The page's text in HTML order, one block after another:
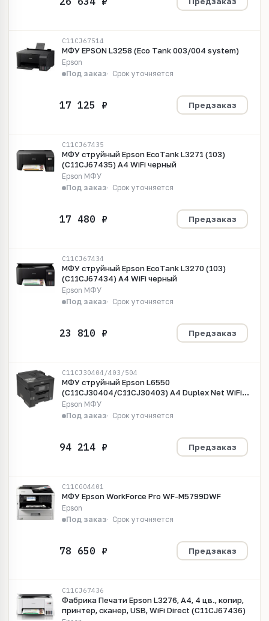
C11CJ67514
МФУ EPSON L3258 (Eco Tank 003/004 system)
Epson
Под заказ
Срок уточняется
Предзаказ
C11CJ67435
МФУ струйный Epson EcoTank L3271 (103)
(C11CJ67435) A4 WiFi черный
Epson МФУ
Под заказ
Срок уточняется
Предзаказ
C11CJ67434
МФУ струйный Epson EcoTank L3270 (103)
(C11CJ67434) A4 WiFi черный
Epson МФУ
Под заказ
Срок уточняется
Предзаказ
C11CJ30404/403/504
МФУ струйный Epson L6550
(C11CJ30404/C11CJ30403) A4 Duplex Net WiFi
черный
Epson МФУ
Под заказ
Срок уточняется
Предзаказ
C11CG04401
МФУ Epson WorkForce Pro WF-M5799DWF
Epson
Под заказ
Срок уточняется
Предзаказ
C11CJ67436
Фабрика Печати Epson L3276, А4, 4 цв., копир,
принтер, сканер, USB, WiFi Direct (C11CJ67436)